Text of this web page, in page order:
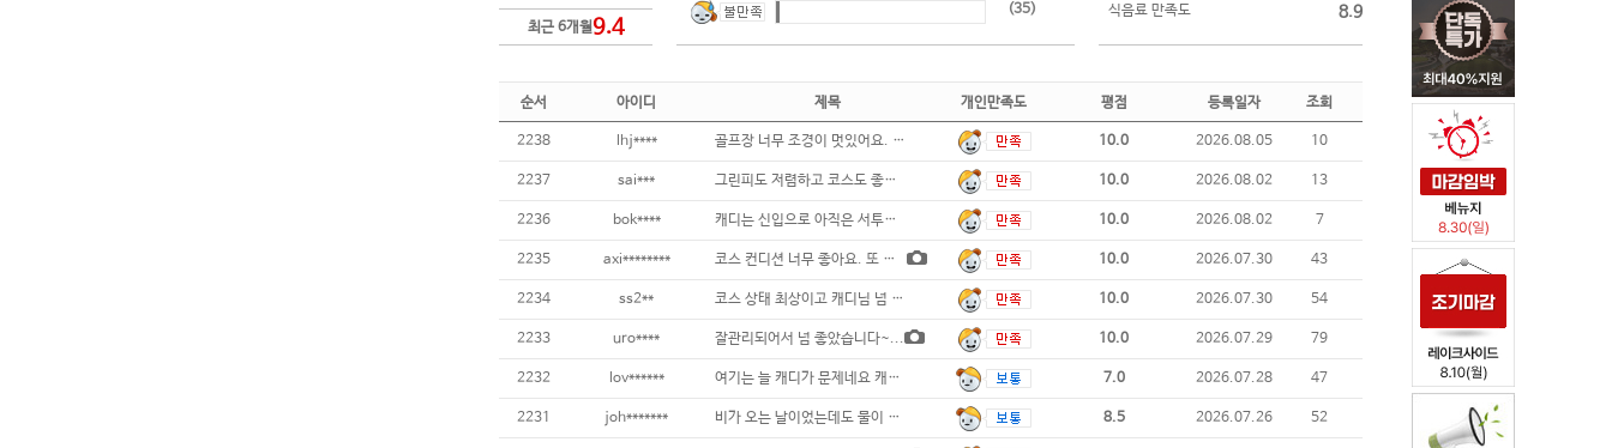
최근 6개월9.4
(35) 식음료 만족도 8.9
순서 아이디 제목 개인만족도 평점 등록일자 조회
2238 lhj**** 골프장 너무 조경이 멋있어요. 여름에도 잔 10.0 2026.08.05 10
2237 sai*** 그린피도 저렴하고 코스도 좋은데 날이 더워서 10.0 2026.08.02 13
2236 bok**** 캐디는 신입으로 아직은 서투른 감 있으나 10.0 2026.08.02 7
2235 axi******** 코스 컨디션 너무 좋아요. 또 가고 싶어요 10.0 2026.07.30 43
2234 ss2** 코스 상태 최상이고 캐디님 넘 친절합니다 그 10.0 2026.07.30 54
2233 uro**** 잘관리되어서 넘 좋았습니다~... 10.0 2026.07.29 79
2232 lov****** 여기는 늘 캐디가 문제네요 캐디교육이 시급 7.0 2026.07.28 47
2231 joh******* 비가 오는 날이었는데도 물이 잘빠져서 라운딩 8.5 2026.07.26 52